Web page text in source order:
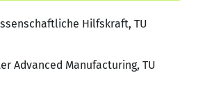
Hilfskraft, TU
Advanced Manufacturing, TU